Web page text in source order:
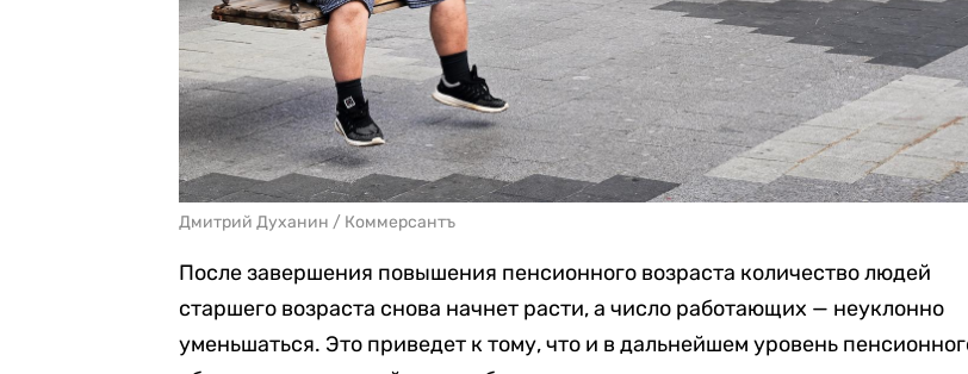
Дмитрий Духанин / Коммерсантъ
После завершения повышения пенсионного возраста количество людей
старшего возраста снова начнет расти, а число работающих — неуклонно
уменьшаться. Это приведет к тому, что и в дальнейшем уровень